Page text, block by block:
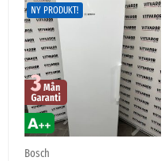
NY PRODUKT!
Bosch